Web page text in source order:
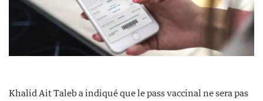
Khalid Ait Taleb a indiqué que le pass vaccinal ne sera pas